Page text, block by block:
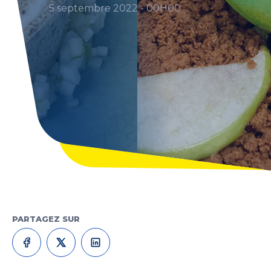
5 septembre 2022 - 00H00
PARTAGEZ SUR